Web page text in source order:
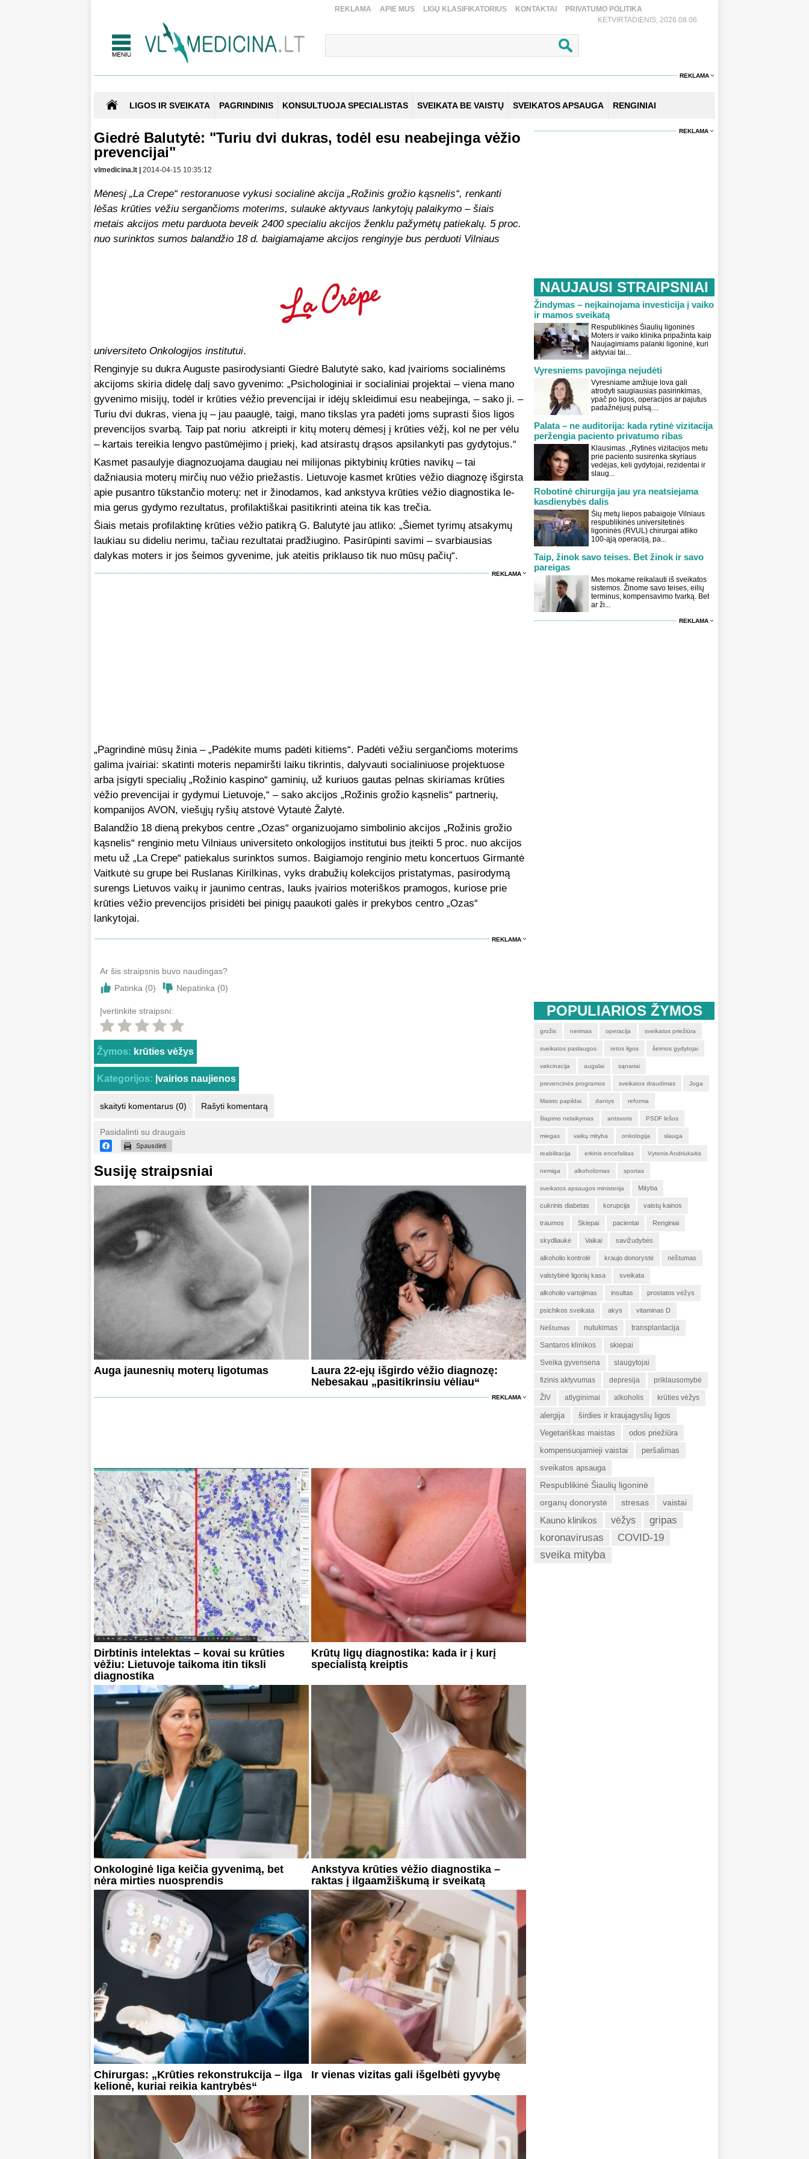
REKLAMA APIE MUS LIGŲ KLASIFIKATORIUS KONTAKTAI
PRIVATUMO POLITIKA
KETVIRTADIENIS, 2026.08.06
REKLAMA
LIGOS IR SVEIKATA PAGRINDINIS KONSULTUOJA SPECIALISTAS SVEIKATA BE VAISTŲ SVEIKATOS APSAUGA RENGINIAI
Giedrė Balutytė: "Turiu dvi dukras, todėl esu neabejinga vėžio
prevencijai"
vlmedicina.lt | 2014-04-15 10:35:12
Mėnesį „La Crepe“ restoranuose vykusi socialinė akcija „Rožinis grožio kąsnelis“, renkanti
lėšas krūties vėžiu sergančioms moterims, sulaukė aktyvaus lankytojų palaikymo – šiais
metais akcijos metu parduota beveik 2400 specialiu akcijos ženklu pažymėtų patiekalų. 5 proc.
nuo surinktos sumos balandžio 18 d. baigiamajame akcijos renginyje bus perduoti Vilniaus
universiteto Onkologijos institutui.
Renginyje su dukra Auguste pasirodysianti Giedrė Balutytė sako, kad įvairioms socialinėms
akcijoms skiria didelę dalį savo gyvenimo: „Psichologiniai ir socialiniai projektai – viena mano
gyvenimo misijų, todėl ir krūties vėžio prevencijai ir idėjų skleidimui esu neabejinga, – sako ji. –
Turiu dvi dukras, viena jų – jau paauglė, taigi, mano tikslas yra padėti joms suprasti šios ligos
prevencijos svarbą. Taip pat noriu atkreipti ir kitų moterų dėmesį į krūties vėžį, kol ne per vėlu
– kartais tereikia lengvo pastūmėjimo į priekį, kad atsirastų drąsos apsilankyti pas gydytojus.“
Kasmet pasaulyje diagnozuojama daugiau nei milijonas piktybinių krūties navikų – tai
dažniausia moterų mirčių nuo vėžio priežastis. Lietuvoje kasmet krūties vėžio diagnozę išgirsta
apie pusantro tūkstančio moterų: net ir žinodamos, kad anks­ty­va krū­ties vė­žio diag­nos­ti­ka le­
mia ge­rus gy­dy­mo re­zul­ta­tus, profilaktiškai pasitikrinti ateina tik kas trečia.
Šiais metais profilaktinę krūties vėžio patikrą G. Balutytė jau atliko: „Šiemet tyrimų atsakymų
laukiau su dideliu nerimu, tačiau rezultatai pradžiugino. Pasirūpinti savimi – svarbiausias
dalykas moters ir jos šeimos gyvenime, juk ateitis priklauso tik nuo mūsų pačių“.
REKLAMA
„Pagrindinė mūsų žinia – „Padėkite mums padėti kitiems“. Padėti vėžiu sergančioms moterims
galima įvairiai: skatinti moteris nepamiršti laiku tikrintis, dalyvauti socialiniuose projektuose
arba įsigyti specialių „Rožinio kaspino“ gaminių, už kuriuos gautas pelnas skiriamas krūties
vėžio prevencijai ir gydymui Lietuvoje,“ – sako akcijos „Rožinis grožio kąsnelis“ partnerių,
kompanijos AVON, viešųjų ryšių atstovė Vytautė Žalytė.
Balandžio 18 dieną prekybos centre „Ozas“ organizuojamo simbolinio akcijos „Rožinis grožio
kąsnelis“ renginio metu Vilniaus universiteto onkologijos institutui bus įteikti 5 proc. nuo akcijos
metu už „La Crepe“ patiekalus surinktos sumos. Baigiamojo renginio metu koncertuos Girmantė
Vaitkutė su grupe bei Ruslanas Kirilkinas, vyks drabužių kolekcijos pristatymas, pasirodymą
surengs Lietuvos vaikų ir jaunimo centras, lauks įvairios moteriškos pramogos, kuriose prie
krūties vėžio prevencijos prisidėti bei pinigų paaukoti galės ir prekybos centro „Ozas“
lankytojai.
REKLAMA
Ar šis straipsnis buvo naudingas?
Patinka (0) Nepatinka (0)
Įvertinkite straipsni:
Žymos: krūties vėžys
Kategorijos: Įvairios naujienos
skaityti komentarus (0) Rašyti komentarą
Pasidalinti su draugais
Susiję straipsniai
Auga jaunesnių moterų ligotumas
Laura 22-ejų išgirdo vėžio diagnozę:
Nebesakau „pasitikrinsiu vėliau“
REKLAMA
Dirbtinis intelektas – kovai su krūties
vėžiu: Lietuvoje taikoma itin tiksli
diagnostika
Krūtų ligų diagnostika: kada ir į kurį
specialistą kreiptis
Onkologinė liga keičia gyvenimą, bet
nėra mirties nuosprendis
Ankstyva krūties vėžio diagnostika –
raktas į ilgaamžiškumą ir sveikatą
Chirurgas: „Krūties rekonstrukcija – ilga
kelionė, kuriai reikia kantrybės“
Ir vienas vizitas gali išgelbėti gyvybę
REKLAMA
NAUJAUSI STRAIPSNIAI
Žindymas – neįkainojama investicija į vaiko
ir mamos sveikatą
Respublikinės Šiaulių ligoninės
Moters ir vaiko klinika pripažinta kaip
Naujagimiams palanki ligoninė, kuri
aktyviai tai...
Vyresniems pavojinga nejudėti
Vyresniame amžiuje lova gali
atrodyti saugiausias pasirinkimas,
ypač po ligos, operacijos ar pajutus
padažnėjusį pulsą....
Palata – ne auditorija: kada rytinė vizitacija
peržengia paciento privatumo ribas
Klausimas. „Rytinės vizitacijos metu
prie paciento susirenka skyriaus
vedėjas, keli gydytojai, rezidentai ir
slaug...
Robotinė chirurgija jau yra neatsiejama
kasdienybės dalis
Šių metų liepos pabaigoje Vilniaus
respublikinės universitetinės
ligoninės (RVUL) chirurgai atliko
100-ąją operaciją, pa...
Taip, žinok savo teises. Bet žinok ir savo
pareigas
Mes mokame reikalauti iš sveikatos
sistemos. Žinome savo teises, eilių
terminus, kompensavimo tvarką. Bet
ar ži...
REKLAMA
POPULIARIOS ŽYMOS
grožis nerimas operacija sveikatos priežiūra
sveikatos paslaugos retos ligos šeimos gydytojai
vakcinacija augalai sąnariai
prevencinės programos sveikatos draudimas Joga
Maisto papildai dantys reforma
šlapimo nelaikymas antsvoris PSDF lėšos
miegas vaikų mityba onkologija slauga
reabilitacija erkinis encefalitas Vytenis Andriukaitis
nemiga alkoholizmas sportas
sveikatos apsaugos ministerija Mityba
cukrinis diabetas korupcija vaistų kainos
traumos Skiepai pacientai Renginiai
skydliaukė Vaikai savižudybės
alkoholio kontrolė kraujo donorystė nėštumas
valstybinė ligonių kasa sveikata
alkoholio vartojimas insultas prostatos vėžys
psichikos sveikata akys vitaminas D
Nėštumas nutukimas transplantacija
Santaros klinikos skiepai
Sveika gyvensena slaugytojai
fizinis aktyvumas depresija priklausomybė
ŽIV atlyginimai alkoholis krūties vėžys
alergija
širdies ir kraujagyslių ligos
Vegetariškas maistas
odos priežiūra
kompensuojamieji vaistai
peršalimas
sveikatos apsauga
Respublikinė Šiaulių ligoninė
organų donorystė
stresas vaistai
Kauno klinikos vėžys
gripas
koronavirusas
COVID-19
sveika mityba